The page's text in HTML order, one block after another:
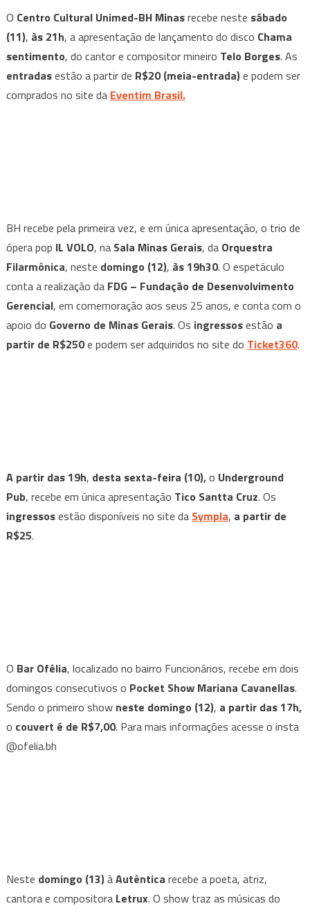
O Centro Cultural Unimed-BH Minasrecebe neste sábado
(11), às 21h, a apresentação de lançamento do disco Chama
sentimento, do cantor e compositor mineiro Telo Borges. As
entradasestão a partir de R$20 (meia-entrada)e podem ser
comprados no site da Eventim Brasil.
BH recebe pela primeira vez, e em única apresentação, o trio de
ópera pop IL VOLO, na Sala Minas Gerais, da Orquestra
Filarmônica, neste domingo (12), às 19h30. O espetáculo
conta a realização da FDG – Fundação de Desenvolvimento
Gerencial, em comemoração aos seus 25 anos, e conta com o
apoio do Governo de Minas Gerais. Os ingressosestão a
partir de R$250e podem ser adquiridos no site do Ticket360.
A partir das 19h, desta sexta-feira (10),o Underground
Pub, recebe em única apresentação Tico Santta Cruz. Os
ingressosestão disponíveis no site da Sympla, a partir de
R$25.
O Bar Ofélia, localizado no bairro Funcionários, recebe em dois
domingos consecutivos o Pocket Show Mariana Cavanellas.
Sendo o primeiro show neste domingo (12), a partir das 17h,
o couvert é de R$7,00. Para mais informações acesse o insta
@ofelia.bh
Neste domingo (13)àAutêntica recebe a poeta, atriz,
cantora e compositora Letrux. O show traz as músicas do